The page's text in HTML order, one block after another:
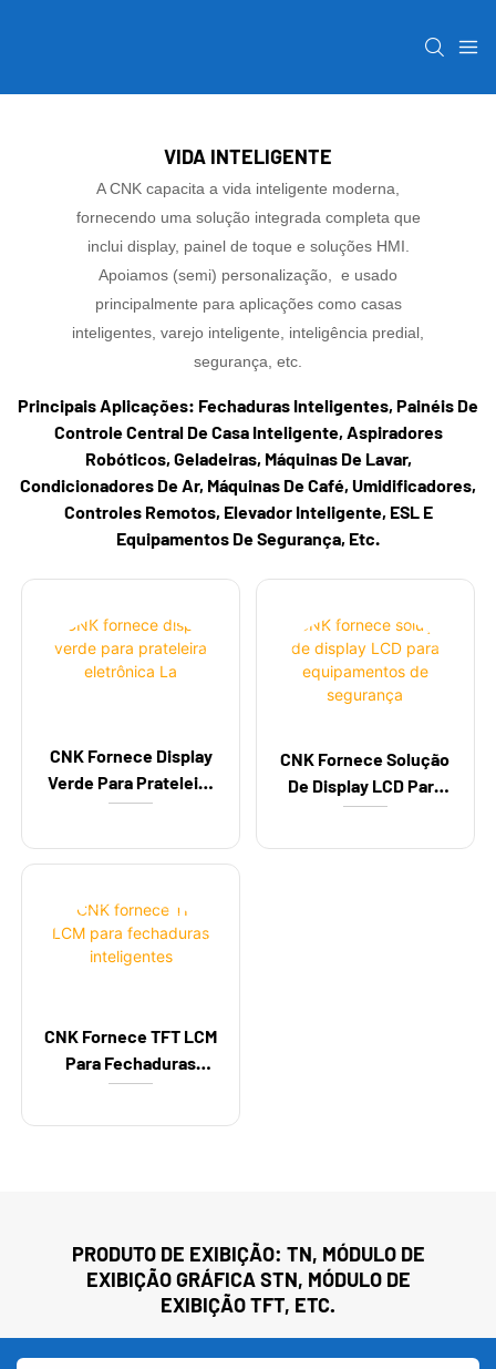
VIDA INTELIGENTE
A CNK capacita a vida inteligente moderna,
fornecendo uma solução integrada completa que
inclui display, painel de toque e soluções HMI.
Apoiamos (semi) personalização, e usado
principalmente para aplicações como casas
inteligentes, varejo inteligente, inteligência predial,
segurança, etc.
Principais Aplicações: Fechaduras Inteligentes, Painéis De
Controle Central De Casa Inteligente, Aspiradores
Robóticos, Geladeiras, Máquinas De Lavar,
Condicionadores De Ar, Máquinas De Café, Umidificadores,
Controles Remotos, Elevador Inteligente, ESL E
Equipamentos De Segurança, Etc.
CNK Fornece Display
Verde Para Prateleira
Eletrônica La
CNK Fornece Solução
De Display LCD Para
Equipamentos De
CNK Fornece TFT LCM
Para Fechaduras
Inteligentes
PRODUTO DE EXIBIÇÃO: TN, MÓDULO DE
EXIBIÇÃO GRÁFICA STN, MÓDULO DE
EXIBIÇÃO TFT, ETC.